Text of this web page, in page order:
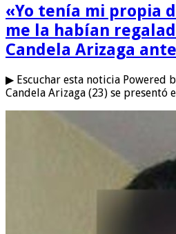
«Yo tenía mi propia
me la habían
Candela Arizaga
▶ Escuchar esta noticia Powered
Candela Arizaga (23) se presentó